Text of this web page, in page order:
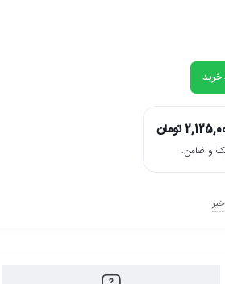
خرید
تومان
خیر